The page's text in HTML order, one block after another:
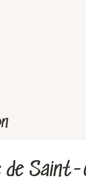
de Saint-